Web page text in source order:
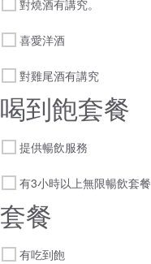
對燒酒有講究。
喜愛洋酒
對雞尾酒有講究
喝到飽套餐
提供暢飲服務
有3小時以上無限暢飲套餐
套餐
有吃到飽